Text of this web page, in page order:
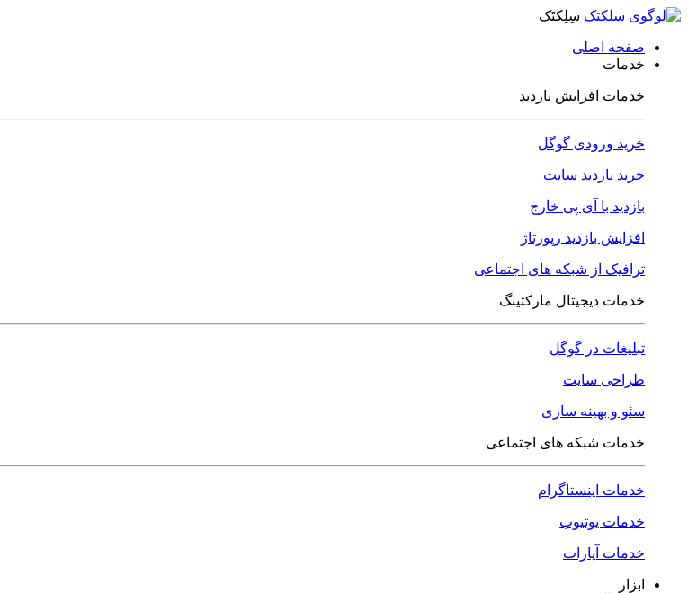
سِلِکتَک
صفحه اصلی
خدمات
خدمات افزایش بازدید
خرید ورودی گوگل
خرید بازدید سایت
بازدید با آی پی خارج
افزایش بازدید رپورتاژ
ترافیک از شبکه های اجتماعی
خدمات دیجیتال مارکتینگ
تبلیغات در گوگل
طراحی سایت
سئو و بهینه سازی
خدمات شبکه های اجتماعی
خدمات اینستاگرام
خدمات یوتیوب
خدمات آپارات
ابزار